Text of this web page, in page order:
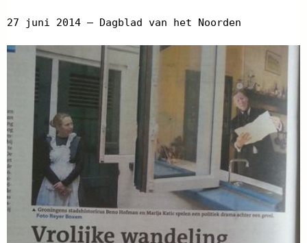
27 juni 2014 – Dagblad van het Noorden